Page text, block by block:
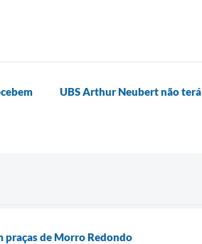
UBS Arthur Neubert não
praças de Morro Redondo